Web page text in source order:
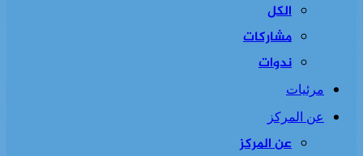
الكل
مشاركات
ندوات
مرئيات
عن المركز
عن المركز